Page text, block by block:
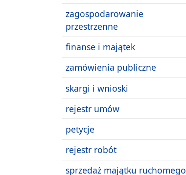
zagospodarowanie
przestrzenne
finanse i majątek
zamówienia publiczne
skargi i wnioski
rejestr umów
petycje
rejestr robót
sprzedaż majątku ruchomego